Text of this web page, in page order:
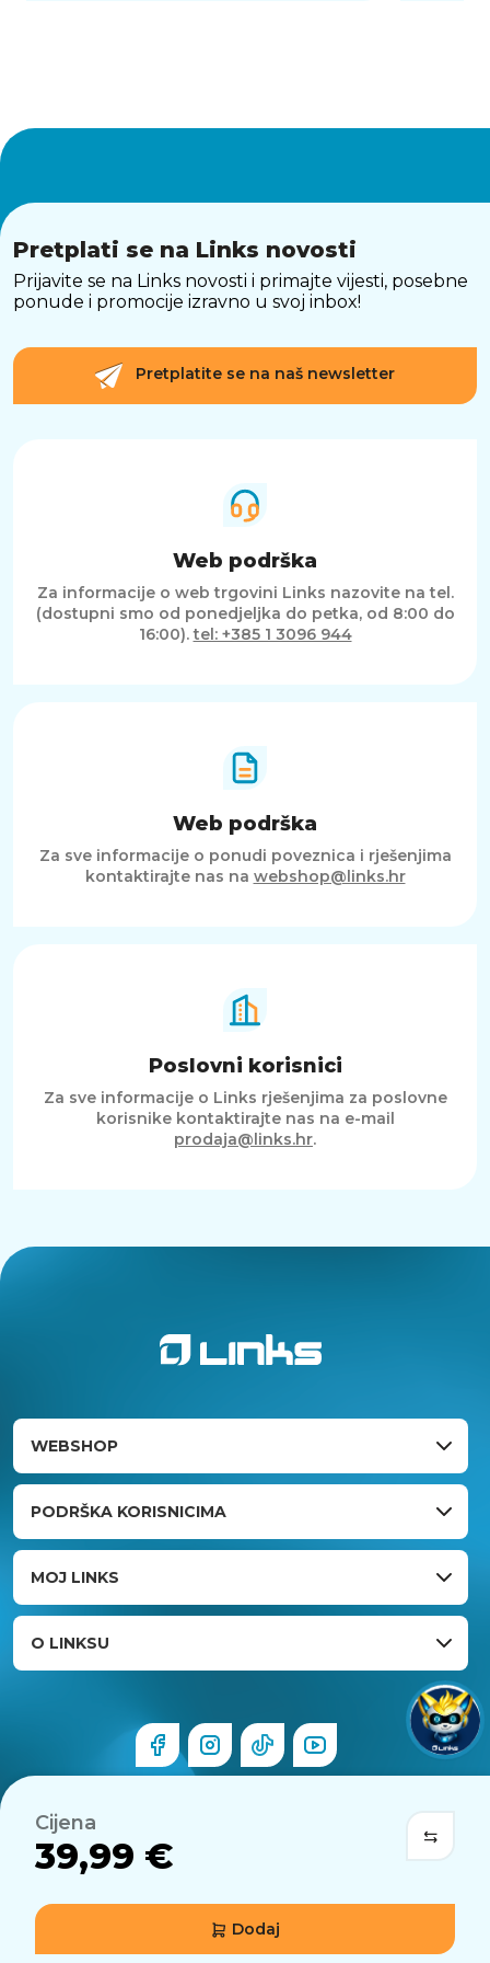
Cijena
39,99 €
Dodaj
Pretplati se na Links novosti
Prijavite se na Links novosti i primajte vijesti, posebne
ponude i promocije izravno u svoj inbox!
Pretplatite se na naš newsletter
Web podrška
Za informacije o web trgovini Links nazovite na tel.
(dostupni smo od ponedjeljka do petka, od 8:00 do
16:00).tel: +385 1 3096 944
Web podrška
Za sve informacije o ponudi poveznica i rješenjima
kontaktirajte nas na webshop@links.hr
Poslovni korisnici
Za sve informacije o Links rješenjima za poslovne
korisnike kontaktirajte nas na e-mail
prodaja@links.hr.
WEBSHOP
PODRŠKA KORISNICIMA
MOJ LINKS
O LINKSU